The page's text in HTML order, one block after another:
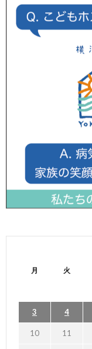
月 火
3 4
10 11